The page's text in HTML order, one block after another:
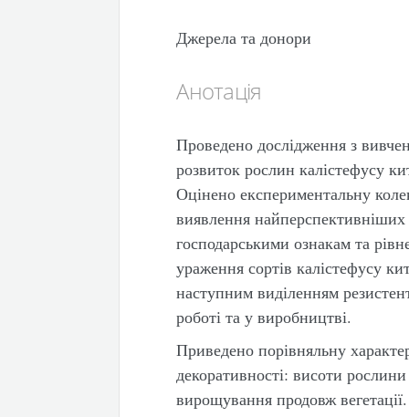
Джерела та донори
Анотація
Проведено дослідження з
розвиток рослин калістефусу
Оцінено експериментальну
виявлення найперспективніших
господарськими ознакам та
ураження сортів калістефусу
наступним виділенням
роботі та у виробництві.
Приведено порівняльну
декоративності: висоти
вирощування продовж